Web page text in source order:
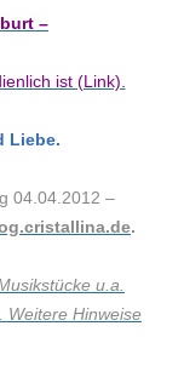
–
ist (Link).
Liebe.
04.04.2012 –
.
u.a.
Weitere Hinweise